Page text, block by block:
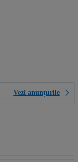
Vezi anunțurile